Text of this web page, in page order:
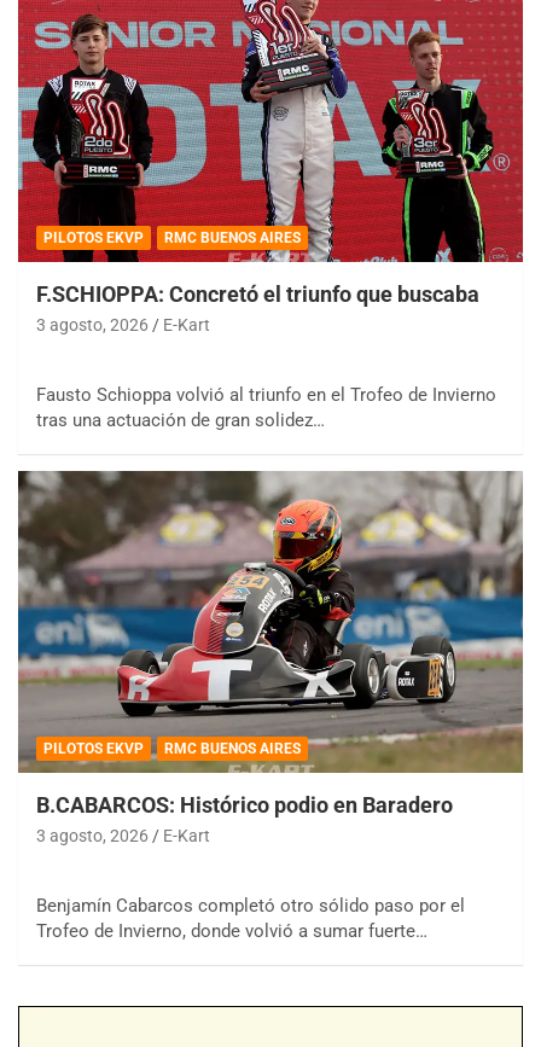
PILOTOS EKVP RMC BUENOS AIRES
F.SCHIOPPA: Concretó el triunfo que buscaba
3 agosto, 2026 E-Kart
Fausto Schioppa volvió al triunfo en el Trofeo de Invierno
tras una actuación de gran solidez…
PILOTOS EKVP RMC BUENOS AIRES
B.CABARCOS: Histórico podio en Baradero
3 agosto, 2026 E-Kart
Benjamín Cabarcos completó otro sólido paso por el
Trofeo de Invierno, donde volvió a sumar fuerte…